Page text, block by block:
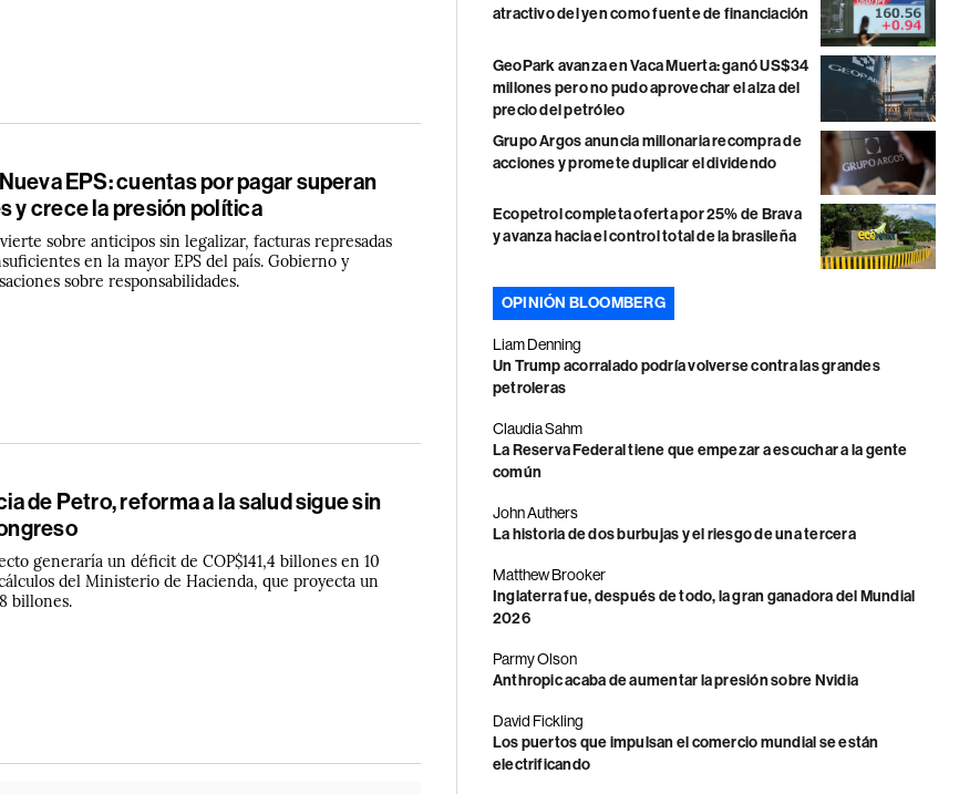
EPS: cuentas por pagar superan
y crece la presión política
sobre anticipos sin legalizar, facturas represadas
en la mayor EPS del país. Gobierno y
sobre responsabilidades.
de Petro, reforma a la salud sigue sin
generaría un déficit de COP$141,4 billones en 10
del Ministerio de Hacienda, que proyecta un
billones.
atractivo del yen como fuente de financiación
GeoPark avanza en Vaca Muerta: ganó US$34
millones pero no pudo aprovechar el alza del
precio del petróleo
Grupo Argos anuncia millonaria recompra de
acciones y promete duplicar el dividendo
Ecopetrol completa oferta por 25% de Brava
y avanza hacia el control total de la brasileña
OPINIÓN BLOOMBERG
Liam Denning
Un Trump acorralado podría volverse contra las grandes
petroleras
Claudia Sahm
La Reserva Federal tiene que empezar a escuchar a la gente
común
John Authers
La historia de dos burbujas y el riesgo de una tercera
Matthew Brooker
Inglaterra fue, después de todo, la gran ganadora del Mundial
2026
Parmy Olson
Anthropic acaba de aumentar la presión sobre Nvidia
David Fickling
Los puertos que impulsan el comercio mundial se están
electrificando